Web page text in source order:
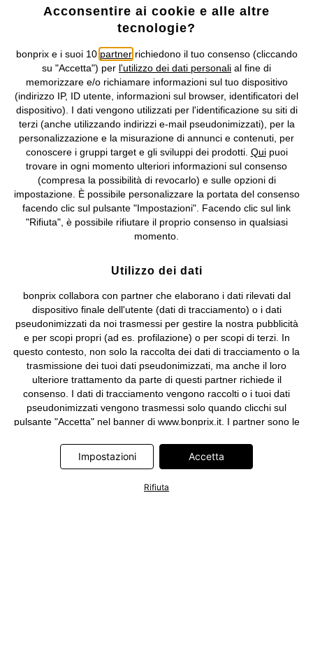
Condizioni di vendita Accessibilità
Informativa privacy e cookie Gestione dei cookie
Informazioni legali Diritto di recesso
©2026 bonprix.Tutti i diritti riservati.
bonprix S.r.l. con socio unico, sede legale: via Adua 33 - 13855
Valdengo (BI) C.F. 01510910027 - P.I. 01939830020, Reg. Imprese di
Biella n. 01510910027, R.E.A. BI - 171345, N. Reg. Pile:
IT09060P00000858, N. Reg. AEE: IT08020000002105 Capitale
Sociale: euro 1.000.000 i.v, Società soggetta all'attività di direzione
e coordinamento di bonprix Beteiligungs -Verwaltungsgesellschaft
mbH.
Acconsentire ai cookie e alle altre
tecnologie?
bonprix e i suoi 10 partnerrichiedono il tuo consenso (cliccando
su "Accetta") per l'utilizzo dei dati personali al fine di
memorizzare e/o richiamare informazioni sul tuo dispositivo
(indirizzo IP, ID utente, informazioni sul browser, identificatori del
dispositivo). I dati vengono utilizzati per l'identificazione su siti di
terzi (anche utilizzando indirizzi e-mail pseudonimizzati), per la
personalizzazione e la misurazione di annunci e contenuti, per
conoscere i gruppi target e gli sviluppi dei prodotti. Quipuoi
trovare in ogni momento ulteriori informazioni sul consenso
(compresa la possibilità di revocarlo) e sulle opzioni di
impostazione. È possibile personalizzare la portata del consenso
facendo clic sul pulsante "Impostazioni". Facendo clic sul link
"Rifiuta", è possibile rifiutare il proprio consenso in qualsiasi
momento.
Utilizzo dei dati
bonprix collabora con partner che elaborano i dati rilevati dal
dispositivo finale dell'utente (dati di tracciamento) o i dati
pseudonimizzati da noi trasmessi per gestire la nostra pubblicità
e per scopi propri (ad es. profilazione) o per scopi di terzi. In
questo contesto, non solo la raccolta dei dati di tracciamento o la
trasmissione dei tuoi dati pseudonimizzati, ma anche il loro
ulteriore trattamento da parte di questi partner richiede il
consenso. I dati di tracciamento vengono raccolti o i tuoi dati
pseudonimizzati vengono trasmessi solo quando clicchi sul
pulsante "Accetta" nel banner di www.bonprix.it. I partner sono le
Limited, Hurra Communications GmbH, ID5 Technology Ltd,
Meta Platforms Ireland Limited, Microsoft Ireland Operations
Information Technologies UK Limited. Ulteriori informazioni sul
Impostazioni Accetta
Rifiuta